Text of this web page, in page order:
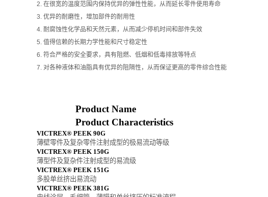
2. 在很宽的温度范围内保持优异的弹性性能，从而延长零件使用寿命
3. 优异的耐磨性，增加部件的耐用性
4. 耐腐蚀性化学品和天然元素，从而减少停机时间和部件失效
5. 值得信赖的长期力学性能和尺寸稳定性
6. 符合严格的安全要求，具有阻燃、低烟和低毒排放等特点
7. 对各种液体和油脂具有优异的阻隔性，从而保证更高的零件综合性能
Product Name
Product Characteristics
VICTREX® PEEK 90G
薄壁零件及复杂零件注射成型的极易流动等级
VICTREX® PEEK 150G
薄型件及复杂件注射成型的易流级
VICTREX® PEEK 151G
多股单丝挤出易流动
VICTREX® PEEK 381G